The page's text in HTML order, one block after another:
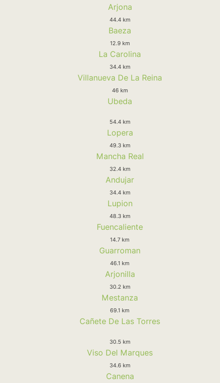
Arjona
44.4 km
Baeza
12.9 km
La Carolina
34.4 km
Villanueva De La Reina
46 km
Ubeda
54.4 km
Lopera
49.3 km
Mancha Real
32.4 km
Andujar
34.4 km
Lupion
48.3 km
Fuencaliente
14.7 km
Guarroman
46.1 km
Arjonilla
30.2 km
Mestanza
69.1 km
Cañete De Las Torres
30.5 km
Viso Del Marques
34.6 km
Canena